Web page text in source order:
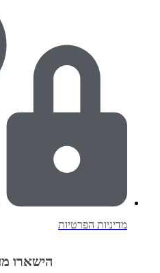
מדיניות הפרטיות
הישארו